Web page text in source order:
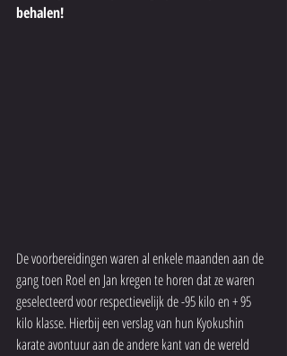
behalen!
De voorbereidingen waren al enkele maanden aan de
gang toen Roel en Jan kregen te horen dat ze waren
geselecteerd voor respectievelijk de -95 kilo en + 95
kilo klasse. Hierbij een verslag van hun Kyokushin
karate avontuur aan de andere kant van de wereld